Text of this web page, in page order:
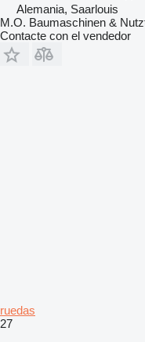
Alemania, Saarlouis
M.O. Baumaschinen &
Contacte con el vendedor
ruedas
27